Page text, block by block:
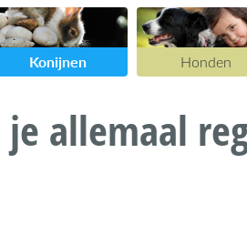
Konijnen Honden
allemaal